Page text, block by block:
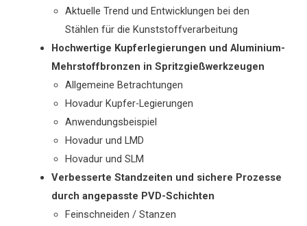
Aktuelle Trend und Entwicklungen bei den
Stählen für die Kunststoffverarbeitung
Hochwertige Kupferlegierungen und Aluminium-
Mehrstoffbronzen in Spritzgießwerkzeugen
Allgemeine Betrachtungen
Hovadur Kupfer-Legierungen
Anwendungsbeispiel
Hovadur und LMD
Hovadur und SLM
Verbesserte Standzeiten und sichere Prozesse
durch angepasste PVD-Schichten
Feinschneiden / Stanzen